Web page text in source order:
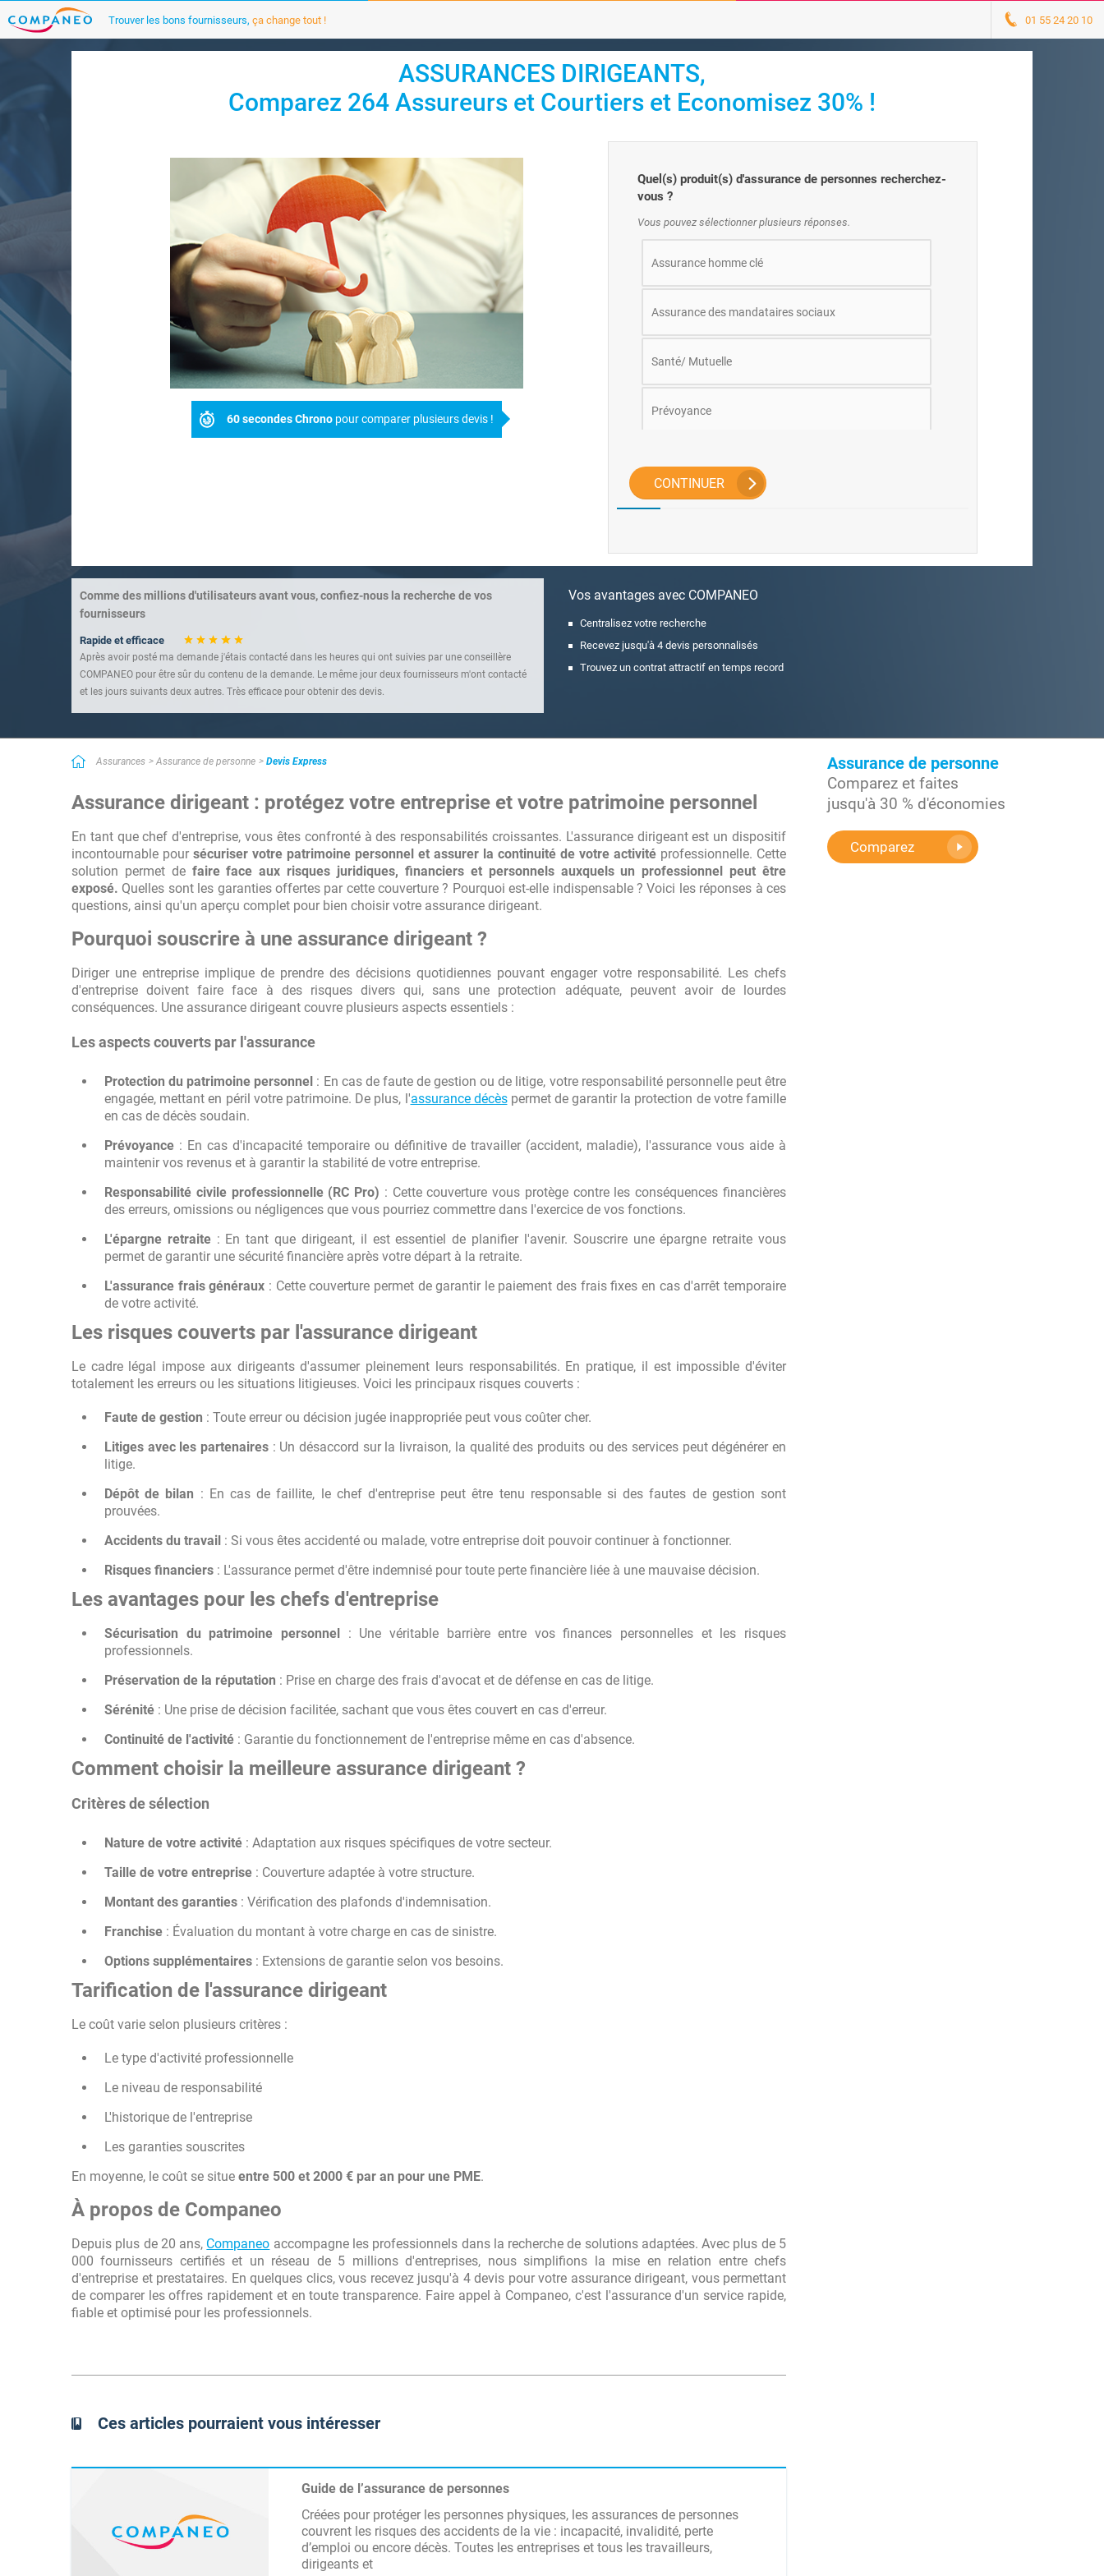
Trouver les bons fournisseurs, ça change tout ! 01 55 24 20 10
ASSURANCES DIRIGEANTS,
Comparez 264 Assureurs et Courtiers et Economisez 30% !
60 secondes Chrono pour comparer plusieurs devis !
Quel(s) produit(s) d'assurance de personnes recherchez-
vous ?
Vous pouvez sélectionner plusieurs réponses.
Assurance homme clé
Assurance des mandataires sociaux
Santé/ Mutuelle
Prévoyance
Retraite
CONTINUER
Comme des millions d'utilisateurs avant vous, confiez-nous la recherche de vos
fournisseurs
Rapide et efficace
Après avoir posté ma demande j'étais contacté dans les heures qui ont suivies par une conseillère
COMPANEO pour être sûr du contenu de la demande. Le même jour deux fournisseurs m'ont contacté
et les jours suivants deux autres. Très efficace pour obtenir des devis.
Très bonne sélection d'entreprises. Rapidité et efficacité sont au rendez-vous.
Simple et efficace
prestataires des services recherchés. Lorsque l'on manque de temps cela permet d'être rapidement en
Vos avantages avec COMPANEO
Centralisez votre recherche
Recevez jusqu'à 4 devis personnalisés
Trouvez un contrat attractif en temps record
Assurances Assurance de personne Devis Express
Assurance dirigeant : protégez votre entreprise et votre patrimoine personnel
En tant que chef d'entreprise, vous êtes confronté à des responsabilités croissantes. L'assurance dirigeant est un dispositif
incontournable pour sécuriser votre patrimoine personnel et assurer la continuité de votre activité professionnelle. Cette
solution permet de faire face aux risques juridiques, financiers et personnels auxquels un professionnel peut être
exposé. Quelles sont les garanties offertes par cette couverture ? Pourquoi est-elle indispensable ? Voici les réponses à ces
questions, ainsi qu'un aperçu complet pour bien choisir votre assurance dirigeant.
Pourquoi souscrire à une assurance dirigeant ?
Diriger une entreprise implique de prendre des décisions quotidiennes pouvant engager votre responsabilité. Les chefs
d'entreprise doivent faire face à des risques divers qui, sans une protection adéquate, peuvent avoir de lourdes
conséquences. Une assurance dirigeant couvre plusieurs aspects essentiels :
Les aspects couverts par l'assurance
Protection du patrimoine personnel : En cas de faute de gestion ou de litige, votre responsabilité personnelle peut être
engagée, mettant en péril votre patrimoine. De plus, l'assurance décèspermet de garantir la protection de votre famille
en cas de décès soudain.
Prévoyance : En cas d'incapacité temporaire ou définitive de travailler (accident, maladie), l'assurance vous aide à
maintenir vos revenus et à garantir la stabilité de votre entreprise.
Responsabilité civile professionnelle (RC Pro) : Cette couverture vous protège contre les conséquences financières
des erreurs, omissions ou négligences que vous pourriez commettre dans l'exercice de vos fonctions.
L'épargne retraite: En tant que dirigeant, il est essentiel de planifier l'avenir. Souscrire une épargne retraite vous
permet de garantir une sécurité financière après votre départ à la retraite.
L'assurance frais généraux : Cette couverture permet de garantir le paiement des frais fixes en cas d'arrêt temporaire
de votre activité.
Les risques couverts par l'assurance dirigeant
Le cadre légal impose aux dirigeants d'assumer pleinement leurs responsabilités. En pratique, il est impossible d'éviter
totalement les erreurs ou les situations litigieuses. Voici les principaux risques couverts :
Faute de gestion : Toute erreur ou décision jugée inappropriée peut vous coûter cher.
Litiges avec les partenaires : Un désaccord sur la livraison, la qualité des produits ou des services peut dégénérer en
litige.
Dépôt de bilan : En cas de faillite, le chef d'entreprise peut être tenu responsable si des fautes de gestion sont
prouvées.
Accidents du travail : Si vous êtes accidenté ou malade, votre entreprise doit pouvoir continuer à fonctionner.
Risques financiers : L'assurance permet d'être indemnisé pour toute perte financière liée à une mauvaise décision.
Les avantages pour les chefs d'entreprise
Sécurisation du patrimoine personnel: Une véritable barrière entre vos finances personnelles et les risques
professionnels.
Préservation de la réputation : Prise en charge des frais d'avocat et de défense en cas de litige.
Sérénité : Une prise de décision facilitée, sachant que vous êtes couvert en cas d'erreur.
Continuité de l'activité : Garantie du fonctionnement de l'entreprise même en cas d'absence.
Comment choisir la meilleure assurance dirigeant ?
Critères de sélection
Nature de votre activité : Adaptation aux risques spécifiques de votre secteur.
Taille de votre entreprise : Couverture adaptée à votre structure.
Montant des garanties : Vérification des plafonds d'indemnisation.
Franchise : Évaluation du montant à votre charge en cas de sinistre.
Options supplémentaires : Extensions de garantie selon vos besoins.
Tarification de l'assurance dirigeant
Le coût varie selon plusieurs critères :
Le type d'activité professionnelle
Le niveau de responsabilité
L'historique de l'entreprise
Les garanties souscrites
En moyenne, le coût se situe entre 500 et 2000 € par an pour une PME.
À propos de Companeo
Depuis plus de 20 ans, Companeo accompagne les professionnels dans la recherche de solutions adaptées. Avec plus de 5
000 fournisseurs certifiés et un réseau de 5 millions d'entreprises, nous simplifions la mise en relation entre chefs
d'entreprise et prestataires. En quelques clics, vous recevez jusqu'à 4 devis pour votre assurance dirigeant, vous permettant
de comparer les offres rapidement et en toute transparence. Faire appel à Companeo, c'est l'assurance d'un service rapide,
fiable et optimisé pour les professionnels.
Ces articles pourraient vous intéresser
Guide de l’assurance de personnes
Créées pour protéger les personnes physiques, les assurances de personnes
couvrent les risques des accidents de la vie : incapacité, invalidité, perte
d’emploi ou encore décès. Toutes les entreprises et tous les travailleurs,
dirigeants et
Assurance de personne
Comparez et faites
jusqu'à 30 % d'économies
Comparez